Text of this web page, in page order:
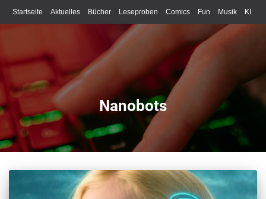
Startseite Aktuelles Bücher Leseproben Comics Fun Musik KI
Schreiben
Nanobots